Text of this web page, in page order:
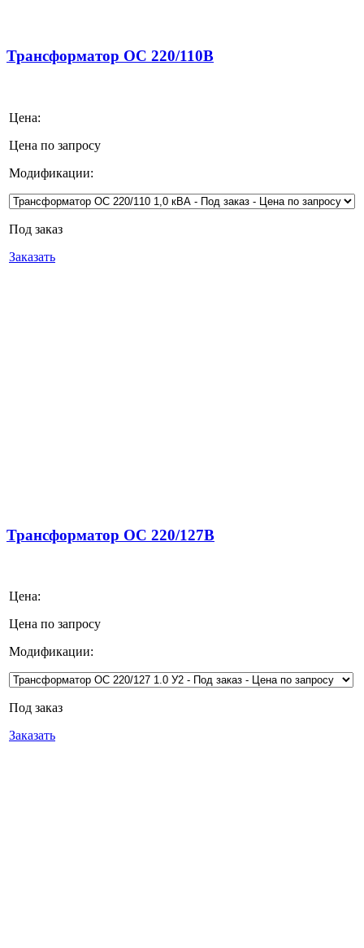
Трансформатор ОС 220/110В
Цена:
Цена по запросу
Модификации:
Под заказ
Заказать
Трансформатор ОС 220/127В
Цена:
Цена по запросу
Модификации:
Под заказ
Заказать